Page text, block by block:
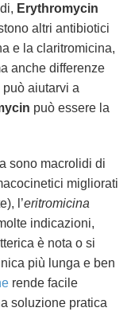
Erythromycin
altri antibiotici
e la claritromicina,
anche differenze
aiutarvi a
può essere la
sono macrolidi di
migliorati
l’eritromicina
indicazioni,
è nota o si
più lunga e ben
rende facile
soluzione pratica